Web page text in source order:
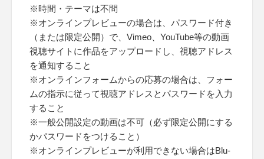
※時間・テーマは不問
※オンラインプレビューの場合は、パスワード付き
（または限定公開）で、Vimeo、YouTube等の動画
視聴サイトに作品をアップロードし、視聴アドレス
を通知すること
※オンラインフォームからの応募の場合は、フォー
ムの指示に従って視聴アドレスとパスワードを入力
すること
※一般公開設定の動画は不可（必ず限定公開にする
かパスワードをつけること）
※オンラインプレビューが利用できない場合はBlu-